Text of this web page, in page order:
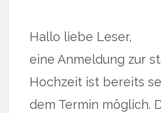
Hallo liebe Leser,
eine Anmeldung zur
Hochzeit ist bereits
dem Termin möglich.